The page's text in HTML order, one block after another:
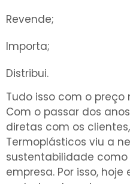
Revende;
Importa;
Distribui.
Tudo isso com o
Com o passar dos
diretas com os
Termoplásticos viu a
sustentabilidade
empresa. Por isso,